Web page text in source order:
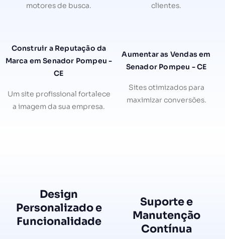
motores de busca.
clientes.
Construir a Reputação da
Marca em Senador Pompeu -
CE
Um site profissional fortalece
a imagem da sua empresa.
Aumentar as Vendas em
Senador Pompeu - CE
Sites otimizados para
maximizar conversões.
Design
Personalizado e
Funcionalidade
Suporte e
Manutenção
Contínua